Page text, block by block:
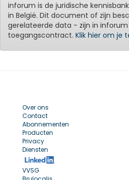
inforum is de juridische
in België. Dit document of zijn
gerelateerde data - zijn in
toegangscontract. Klik hier om je
Over ons
Contact
Abonnementen
Producten
Privacy
Diensten
VVSG